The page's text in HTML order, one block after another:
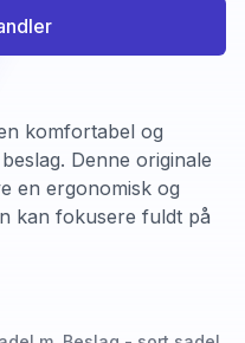
komfortabel og
Denne originale
en ergonomisk og
kan fokusere fuldt på